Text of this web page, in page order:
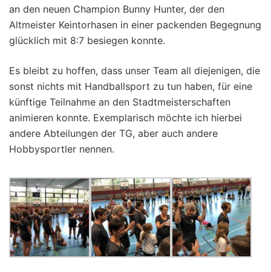
an den neuen Champion Bunny Hunter, der den
Altmeister Keintorhasen in einer packenden Begegnung
glücklich mit 8:7 besiegen konnte.
Es bleibt zu hoffen, dass unser Team all diejenigen, die
sonst nichts mit Handballsport zu tun haben, für eine
künftige Teilnahme an den Stadtmeisterschaften
animieren konnte. Exemplarisch möchte ich hierbei
andere Abteilungen der TG, aber auch andere
Hobbysportler nennen.